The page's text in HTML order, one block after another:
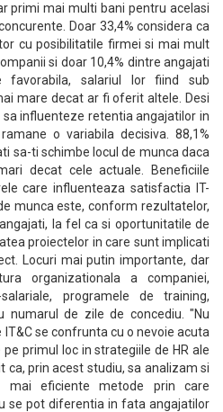
primi mai multi bani pentru acelasi
Doar 33,4% considera ca
cu posibilitatile firmei si mai mult
si doar 10,4% dintre angajati
salariul lor fiind sub
mare decat ar fi oferit altele. Desi
influenteze retentia angajatilor in
o variabila decisiva. 88,1%
sa-ti schimbe locul de munca daca
decat cele actuale. Beneficiile
care influenteaza satisfactia IT-
munca este, conform rezultatelor,
la fel ca si oportunitatile de
proiectelor in care sunt implicati
Locuri mai putin importante, dar
organizationala a companiei,
programele de training,
numarul de zile de concediu. "Nu
se confrunta cu o nevoie acuta
primul loc in strategiile de HR ale
ca, prin acest studiu, sa analizam si
eficiente metode prin care
se pot diferentia in fata angajatilor